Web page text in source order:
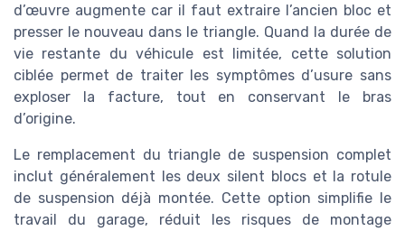
d’œuvre augmente car il faut extraire l’ancien bloc et
presser le nouveau dans le triangle. Quand la durée de
vie restante du véhicule est limitée, cette solution
ciblée permet de traiter les symptômes d’usure sans
exploser la facture, tout en conservant le bras
d’origine.
Le remplacement du triangle de suspension complet
inclut généralement les deux silent blocs et la rotule
de suspension déjà montée. Cette option simplifie le
travail du garage, réduit les risques de montage